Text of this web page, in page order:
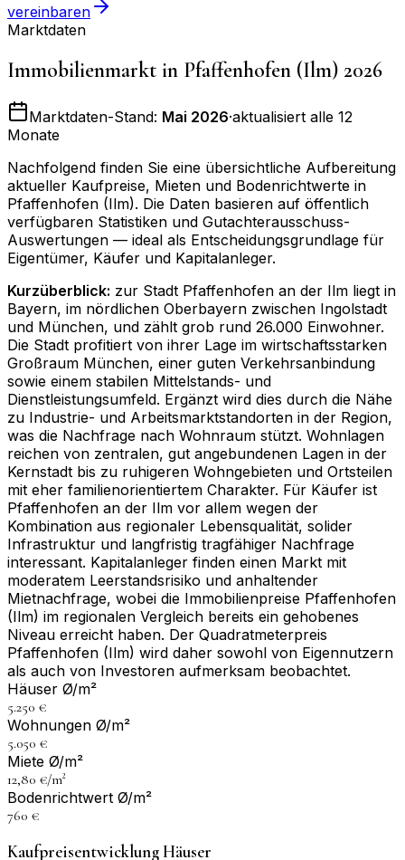
vereinbaren
Marktdaten
Immobilienmarkt in Pfaffenhofen (Ilm) 2026
Marktdaten-Stand: Mai 2026·aktualisiert alle 12
Monate
Nachfolgend finden Sie eine übersichtliche Aufbereitung
aktueller Kaufpreise, Mieten und Bodenrichtwerte in
Pfaffenhofen (Ilm). Die Daten basieren auf öffentlich
verfügbaren Statistiken und Gutachterausschuss-
Auswertungen — ideal als Entscheidungsgrundlage für
Eigentümer, Käufer und Kapitalanleger.
Kurzüberblick: zur Stadt Pfaffenhofen an der Ilm liegt in
Bayern, im nördlichen Oberbayern zwischen Ingolstadt
und München, und zählt grob rund 26.000 Einwohner.
Die Stadt profitiert von ihrer Lage im wirtschaftsstarken
Großraum München, einer guten Verkehrsanbindung
sowie einem stabilen Mittelstands- und
Dienstleistungsumfeld. Ergänzt wird dies durch die Nähe
zu Industrie- und Arbeitsmarktstandorten in der Region,
was die Nachfrage nach Wohnraum stützt. Wohnlagen
reichen von zentralen, gut angebundenen Lagen in der
Kernstadt bis zu ruhigeren Wohngebieten und Ortsteilen
mit eher familienorientiertem Charakter. Für Käufer ist
Pfaffenhofen an der Ilm vor allem wegen der
Kombination aus regionaler Lebensqualität, solider
Infrastruktur und langfristig tragfähiger Nachfrage
interessant. Kapitalanleger finden einen Markt mit
moderatem Leerstandsrisiko und anhaltender
Mietnachfrage, wobei die Immobilienpreise Pfaffenhofen
(Ilm) im regionalen Vergleich bereits ein gehobenes
Niveau erreicht haben. Der Quadratmeterpreis
Pfaffenhofen (Ilm) wird daher sowohl von Eigennutzern
als auch von Investoren aufmerksam beobachtet.
Häuser Ø/m²
5.250 €
Wohnungen Ø/m²
5.050 €
Miete Ø/m²
12,80 €/m²
Bodenrichtwert Ø/m²
760 €
Kaufpreisentwicklung Häuser